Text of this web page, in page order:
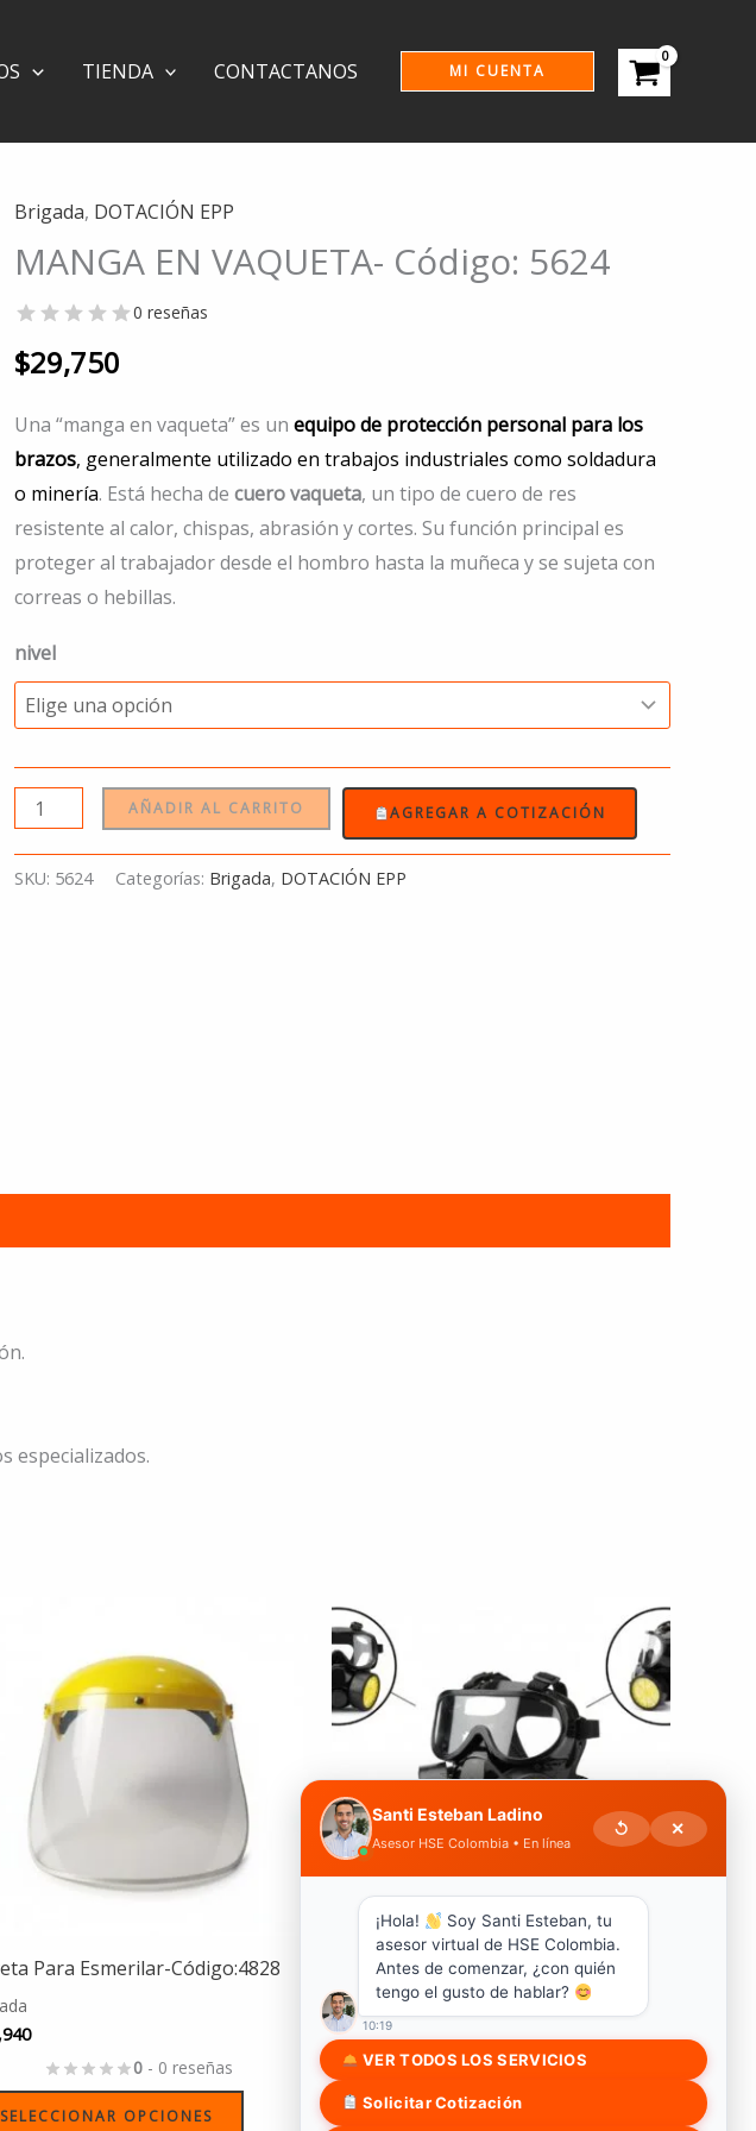
TIENDA CONTACTANOS MI CUENTA
Brigada, DOTACIÓN EPP
MANGA EN VAQUETA- Código: 5624
0 reseñas
$29,750
Una “manga en vaqueta” es un equipo de protección personal para los
brazos, generalmente utilizado en trabajos industriales como soldadura
o minería. Está hecha de cuero vaqueta, un tipo de cuero de res
resistente al calor, chispas, abrasión y cortes. Su función principal es
proteger al trabajador desde el hombro hasta la muñeca y se sujeta con
correas o hebillas.
nivel
MANGA
EN
Código:
5624
AÑADIR AL CARRITO AGREGAR A COTIZACIÓN
SKU: 5624 Categorías: Brigada, DOTACIÓN EPP
especializados.
Para Esmerilar-Código:4828
0 - 0 reseñas
SELECCIONAR OPCIONES
Las
opciones
se
en
producto
Máscara De Gas o Respirador De
Doble Filtro-código: 4911
Brigada
28,000
0- 0 reseñas
Santi Esteban Ladino
Asesor HSE Colombia • En línea
↺ ✕
¡Hola!
Soy Santi Esteban, tu
asesor virtual de HSE Colombia.
Antes de comenzar, ¿con quién
tengo el gusto de hablar?
10:19
VER TODOS LOS SERVICIOS
Solicitar Cotización